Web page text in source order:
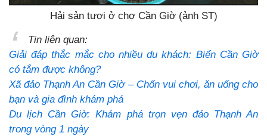
Hải sản tươi ở chợ Cần Giờ (ảnh ST)
Tin liên quan:
Giải đáp thắc mắc cho nhiều du khách: Biển Cần Giờ
có tắm được không?
Xã đảo Thạnh An Cần Giờ – Chốn vui chơi, ăn uống cho
bạn và gia đình khám phá
Du lịch Cần Giờ: Khám phá trọn vẹn đảo Thạnh An
trong vòng 1 ngày